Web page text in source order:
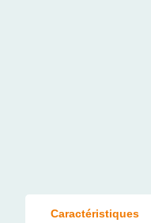
Caractéristiques